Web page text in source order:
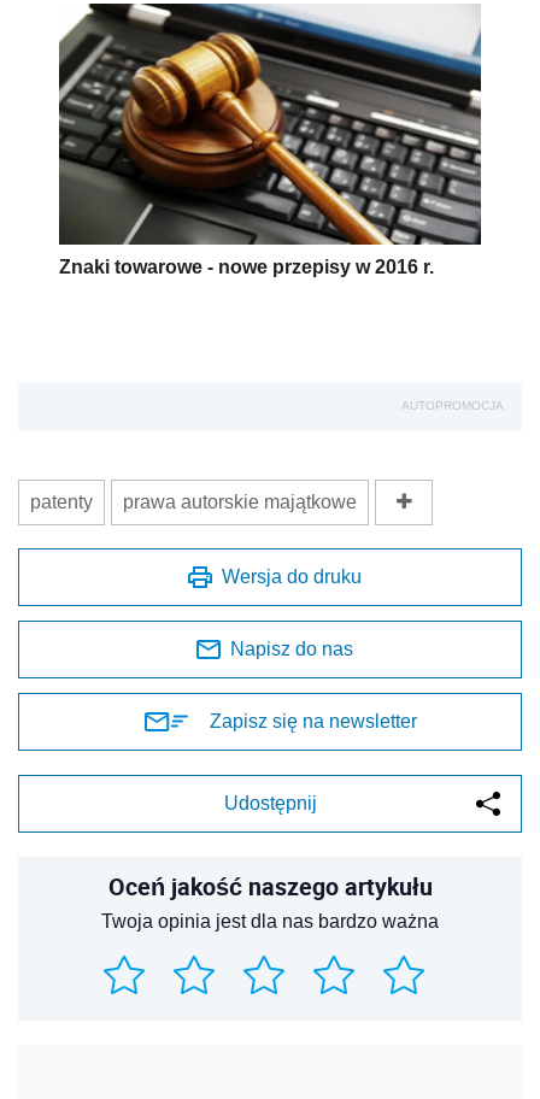
Znaki towarowe - nowe przepisy w 2016 r.
AUTOPROMOCJA
patenty prawa autorskie majątkowe
Wersja do druku
Napisz do nas
Zapisz się na newsletter
Udostępnij
Oceń jakość naszego artykułu
Twoja opinia jest dla nas bardzo ważna